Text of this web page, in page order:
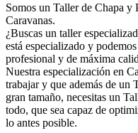
Somos un Taller de Chapa y
Caravanas.
¿Buscas un taller
está especializado y
profesional y de máxima
Nuestra especialización en
trabajar y que además de un
gran tamaño, necesitas un
todo, que sea capaz de
lo antes posible.